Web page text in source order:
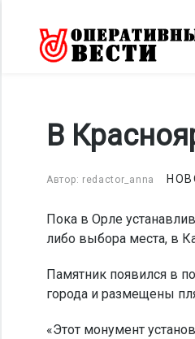
В
Автор: redactor_anna
Пока в Орле
либо выбора места, в
Памятник появился в
города и размещены
«Этот монумент